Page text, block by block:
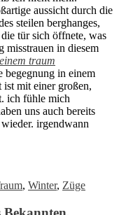
aussicht durch die
steilen berghanges,
tür sich öffnete, was
misstrauen in diesem
traum
begegnung in einem
ist mit einer großen,
ich fühle mich
uns auch bereits
irgendwann
, Winter, Züge